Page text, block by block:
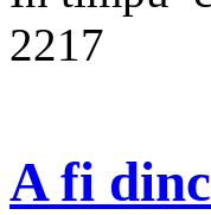
2217
A fi